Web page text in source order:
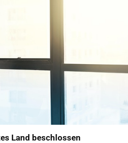
Land beschlossen